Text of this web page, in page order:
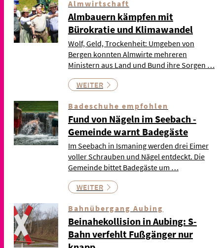
Almwirtschaft
Almbauern kämpfen mit
Bürokratie und Klimawandel
Wolf, Geld, Trockenheit: Umgeben von
Bergen konnten Almwirte mehreren
Ministern aus Land und Bund ihre Sorgen …
WEITER
Badeschuhe empfohlen
Fund von Nägeln im Seebach -
Gemeinde warnt Badegäste
Im Seebach in Ismaning werden drei Eimer
voller Schrauben und Nägel entdeckt. Die
Gemeinde bittet Badegäste um …
WEITER
Bahnübergang Aubing
Beinahekollision in Aubing: S-
Bahn verfehlt Fußgänger nur